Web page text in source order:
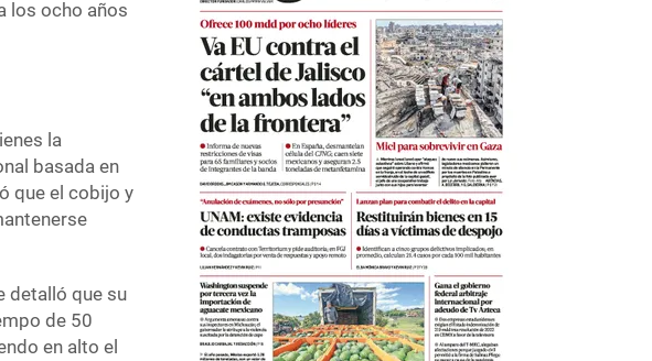
los ocho años
la
basada en
que el cobijo y
detalló que su
de 50
en alto el